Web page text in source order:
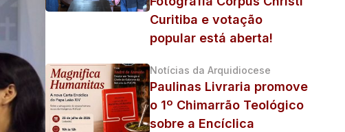
Curitiba e votação
popular está aberta!
Notícias da Arquidiocese
Paulinas Livraria promove
o 1º Chimarrão Teológico
sobre a Encíclica